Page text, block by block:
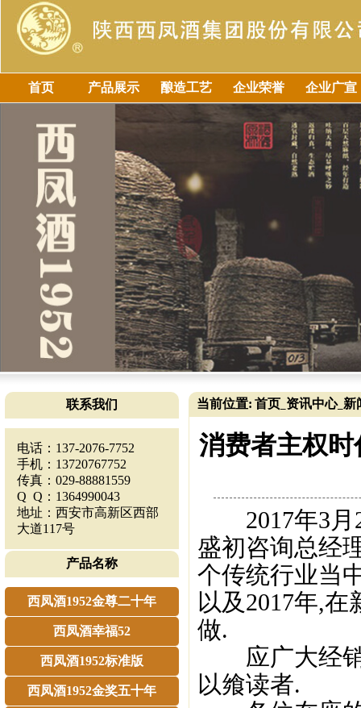
首页 产品展示 酿造工艺 企业荣誉 企业广宣
联系我们
电话：137-2076-7752
手机：13720767752
传真：029-88881559
Q Q：1364990043
地址：西安市高新区西部
大道117号
产品名称
西凤酒1952金尊二十年
西凤酒幸福52
西凤酒1952标准版
西凤酒1952金奖五十年
当前位置: 首页 资讯中心_ 新
消费者主权
2017年3月
盛初咨询总经
个传统行业当
以及2017年,
做.
应广大经销
以飨读者.